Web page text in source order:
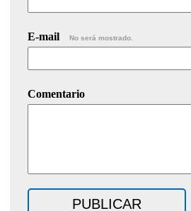
E-mail No será mostrado.
Comentario